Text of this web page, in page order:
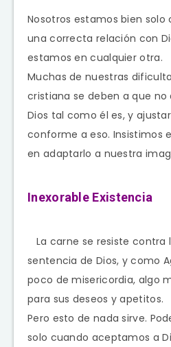
Nosotros estamos bien
una correcta relación con
estamos en cualquier otra.
Muchas de nuestras
cristiana se deben a que
Dios tal como él es, y
conforme a eso. Insistimos
en adaptarlo a nuestra
Inexorable Existencia
La carne se resiste contra
sentencia de Dios, y como
poco de misericordia, algo
para sus deseos y apetitos.
Pero esto de nada sirve.
solo cuando aceptamos a